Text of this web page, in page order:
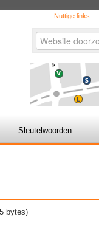
Nuttige links
Zoek
zoeken...
Sleutelwoorden
bytes)